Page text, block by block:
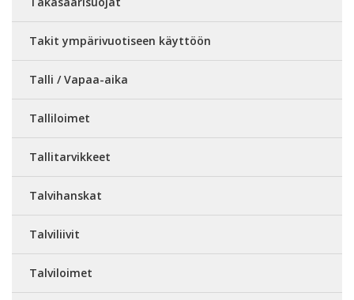
Takit ympärivuotiseen käyttöön
Talli / Vapaa-aika
Talliloimet
Tallitarvikkeet
Talvihanskat
Talviliivit
Talviloimet